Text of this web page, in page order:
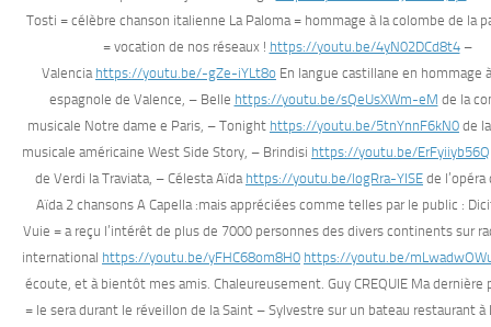
Tosti = célèbre chanson italienne La Paloma = hommage à la colombe de la
= vocation de nos réseaux ! https://youtu.be/4yN02DCd8t4–
Valencia https://youtu.be/-gZe-iYLt8o En langue castillane en hommage
espagnole de Valence, – Belle https://youtu.be/sQeUsXWm-eM de la
musicale Notre dame e Paris, – Tonight https://youtu.be/5tnYnnF6kN0 de
musicale américaine West Side Story, – Brindisi https://youtu.be/ErFyiiyb56Q
de Verdi la Traviata, – Célesta Aïda https://youtu.be/logRra-YISE de l’opéra
Aïda 2 chansons A Capella :mais appréciées comme telles par le public :
Vuie = a reçu l’intérêt de plus de 7000 personnes des divers continents sur
international https://youtu.be/yFHC68om8H0 https://youtu.be/
écoute, et à bientôt mes amis. Chaleureusement. Guy CREQUIE Ma dernière
= le sera durant le réveillon de la Saint – Sylvestre sur un bateau restaurant à